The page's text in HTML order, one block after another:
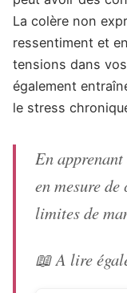
La colère non
ressentiment et
tensions dans
également
le stress
En
en mesure
limites de
📖 A lire